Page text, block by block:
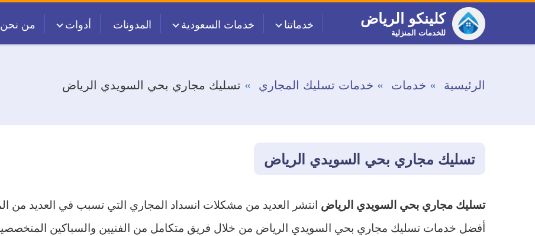
كلينكو الرياض
للخدمات المنزلية
خدماتنا خدمات السعودية المدونات أدوات من نحن
الرئيسية خدمات خدمات تسليك المجاري تسليك مجاري بحي السويدي الرياض
تسليك مجاري بحي السويدي الرياض
تسليك مجاري بحي السويدي الرياض انتشر العديد من مشكلات انسداد المجاري التي تسبب في العديد من
أفضل خدمات تسليك مجاري بحي السويدي الرياض من خلال فريق متكامل من الفنيين والسباكين